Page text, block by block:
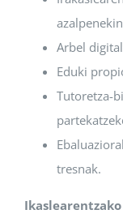
Arbel
Eduki
Tutoretza-
tresnak.